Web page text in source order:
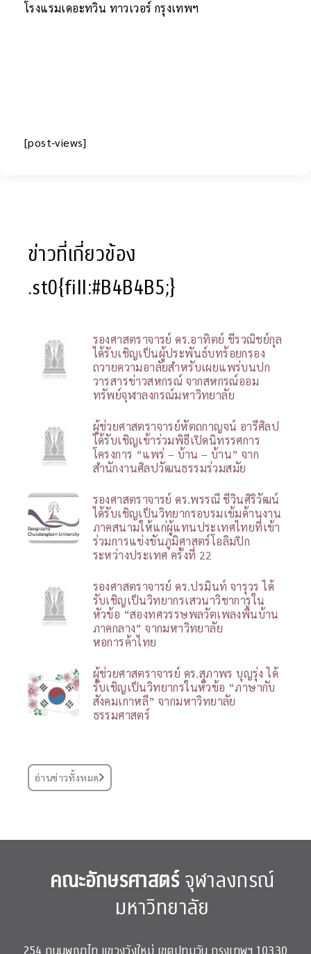
โรงแรมเดอะทวิน ทาวเวอร์ กรุงเทพฯ
[post-views]
ข่าวที่เกี่ยวข้อง
.st0{fill:#B4B4B5;}
รองศาสตราจารย์ ดร.อาทิตย์ ชีรวณิชย์กุล
ได้รับเชิญเป็นผู้ประพันธ์บทร้อยกรอง
ถวายความอาลัยสำหรับเผยแพร่บนปก
วารสารข่าวสหกรณ์ จากสหกรณ์ออม
ทรัพย์จุฬาลงกรณ์มหาวิทยาลัย
ผู้ช่วยศาสตราจารย์หัตถกาญจน์ อารีศิลป
ได้รับเชิญเข้าร่วมพิธีเปิดนิทรรศการ
โครงการ “แพร่ – บ้าน – บ้าน” จาก
สำนักงานศิลปวัฒนธรรมร่วมสมัย
รองศาสตราจารย์ ดร.พรรณี ชีวินศิริวัฒน์
ได้รับเชิญเป็นวิทยากรอบรมเข้มด้านงาน
ภาคสนามให้แก่ผู้แทนประเทศไทยที่เข้า
ร่วมการแข่งขันภูมิศาสตร์โอลิมปิก
ระหว่างประเทศ ครั้งที่ 22
รองศาสตราจารย์ ดร.ปรมินท์ จารุวร ได้
รับเชิญเป็นวิทยากรเสวนาวิชาการใน
หัวข้อ “สองทศวรรษพลวัตเพลงพื้นบ้าน
ภาคกลาง” จากมหาวิทยาลัย
หอการค้าไทย
ผู้ช่วยศาสตราจารย์ ดร.สุภาพร บุญรุ่ง ได้
รับเชิญเป็นวิทยากรในหัวข้อ “ภาษากับ
สังคมเกาหลี” จากมหาวิทยาลัย
ธรรมศาสตร์
อ่านข่าวทั้งหมด
คณะอักษรศาสตร์จุฬาลงกรณ์
มหาวิทยาลัย